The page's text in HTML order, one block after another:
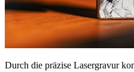
Durch die präzise Lasergravur